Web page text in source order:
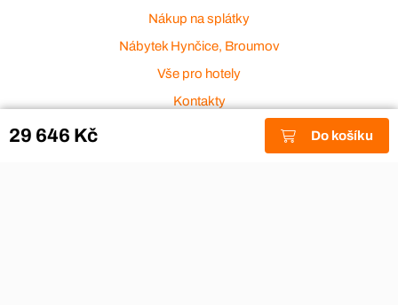
29 646 Kč Do košíku
Nákup na splátky
Nábytek Hynčice, Broumov
Vše pro hotely
Kontakty
Přijímáme platební karty